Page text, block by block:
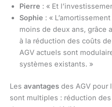
Pierre : « Et
Sophie : «
moins de deux ans, grâce
à la réduction des coûts
AGV actuels sont
systèmes existants. »
Les avantages des AGV pour
sont multiples : réduction